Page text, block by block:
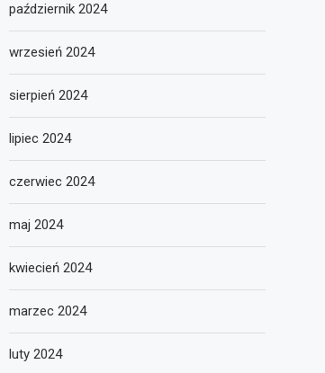
październik 2024
wrzesień 2024
sierpień 2024
lipiec 2024
czerwiec 2024
maj 2024
kwiecień 2024
marzec 2024
luty 2024